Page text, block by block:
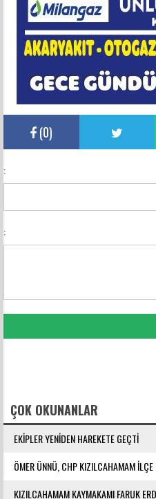
(0)
:
:
ÇOK OKUNANLAR
EKİPLER YENİDEN HAREKETE GEÇTİ
ÖMER ÜNNÜ, CHP KIZILCAHAMAM
KIZILCAHAMAM KAYMAKAMI FARUK